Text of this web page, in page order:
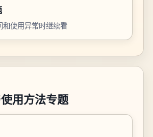
和使用异常时继续看
用方法专题